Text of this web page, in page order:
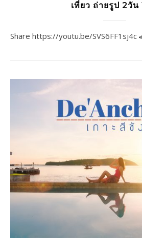
เที่ยว ถ่ายรูป 2วัน
Share https://youtu.be/SVS6FF1sj4c